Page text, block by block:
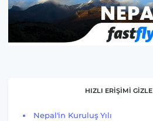
HIZLI ERİŞİMİ GİZLE
Nepal'in Kuruluş Yılı